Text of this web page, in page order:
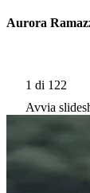
Aurora
1 di 122
Avvia